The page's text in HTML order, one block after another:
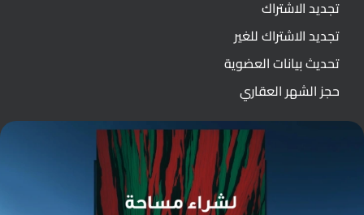
تجديد الاشتراك
تجديد الاشتراك للغير
تحديث بيانات العضوية
حجز الشهر العقاري